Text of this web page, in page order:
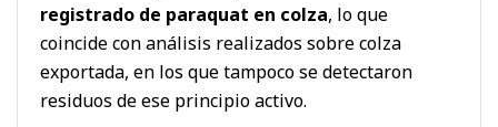
registrado de paraquat en colza, lo que
coincide con análisis realizados sobre colza
exportada, en los que tampoco se detectaron
residuos de ese principio activo.